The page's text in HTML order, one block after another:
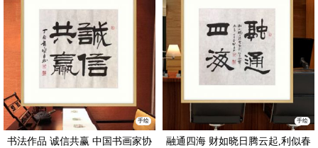
手绘
书法作品 诚信共赢 中国书画家协
手绘
融通四海 财如晓日腾云起,利似春